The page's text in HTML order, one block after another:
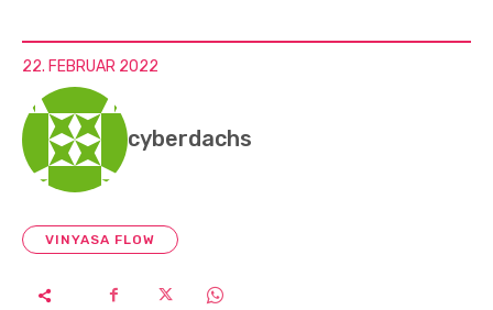
22. FEBRUAR 2022
cyberdachs
VINYASA FLOW